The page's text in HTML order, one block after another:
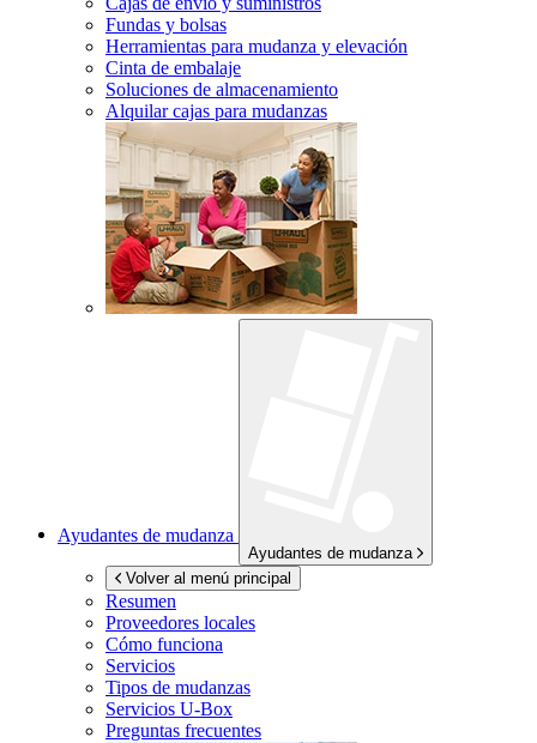
Fundas y bolsas
Herramientas para mudanza y elevación
Cinta de embalaje
Soluciones de almacenamiento
Alquilar cajas para mudanzas
Ayudantes de mudanza
Ayudantes de mudanza
Volver al menú principal
Resumen
Proveedores locales
Cómo funciona
Servicios
Tipos de mudanzas
Servicios U-Box
Preguntas frecuentes